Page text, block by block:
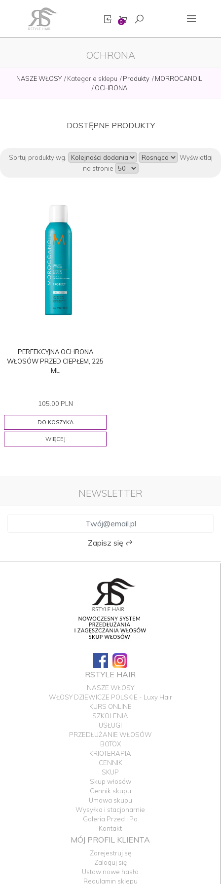
0
OCHRONA
NASZE WŁOSY Kategorie sklepu Produkty
MORROCANOIL
OCHRONA
DOSTĘPNE PRODUKTY
Sortuj produkty wg.
Wyświetlaj
na stronie
PERFEKCYJNA OCHRONA
WŁOSÓW PRZED CIEPŁEM, 225
ML
105.00 PLN
DO KOSZYKA
WIĘCEJ
NEWSLETTER
Zapisz się
RSTYLE HAIR
NASZE WŁOSY
WŁOSY DZIEWICZE POLSKIE - Luxy Hair
KURS ONLINE
SZKOLENIA
USŁUGI
PRZEDŁUŻANIE WŁOSÓW
BOTOX
KRIOTERAPIA
CENNIK
SKUP
Skup włosów
Cennik skupu
Umowa skupu
Wysyłka i stacjonarnie
Galeria Przed i Po
Kontakt
MÓJ PROFIL KLIENTA
Zarejestruj sę
Zaloguj się
Ustaw nowe hasło
Regulamin sklepu